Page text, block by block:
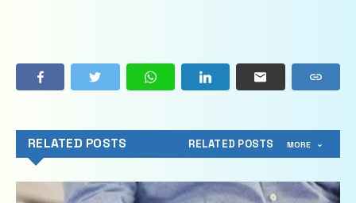
RELATED POSTS RELATED POSTS MORE